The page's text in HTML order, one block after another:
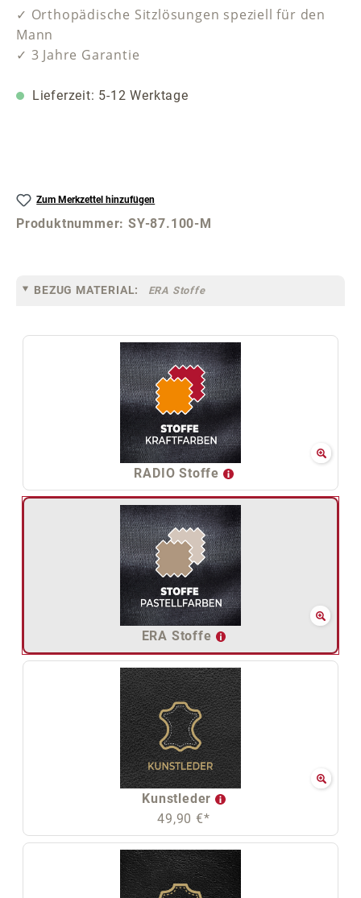
✓ Orthopädische Sitzlösungen speziell für den
Mann
✓ 3 Jahre Garantie
Lieferzeit: 5-12 Werktage
Zum Merkzettel hinzufügen
Produktnummer:SY-87.100-M
BEZUG MATERIAL: ERA Stoffe
RADIO Stoffe
ERA Stoffe
Kunstleder
49,90 €*